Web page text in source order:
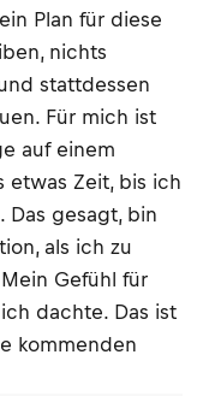
Plan für diese
nichts
stattdessen
Für mich ist
auf einem
etwas Zeit, bis ich
Das gesagt, bin
als ich zu
Gefühl für
dachte. Das ist
kommenden